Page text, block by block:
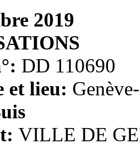
2019
DD 110690
et lieu:
VILLE DE